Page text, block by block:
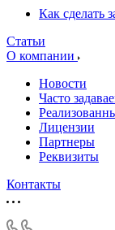
Как сделать
Статьи
О компании
Новости
Часто
Лицензии
Партнеры
Реквизиты
Контакты